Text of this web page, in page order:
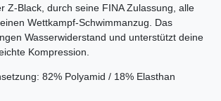
Z-Black, durch seine FINA Zulassung, alle
Wettkampf-Schwimmanzug. Das
Wasserwiderstand und unterstützt deine
Kompression.
82% Polyamid / 18% Elasthan